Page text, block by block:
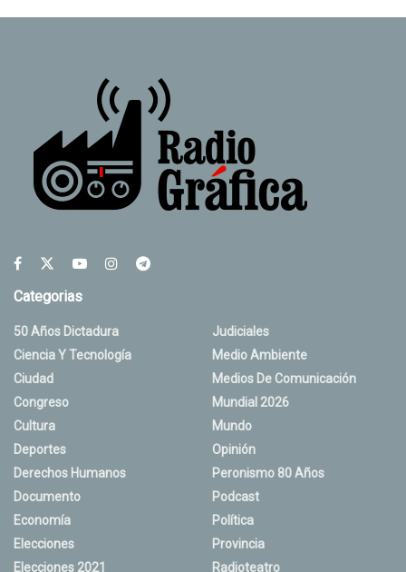
Categorias
50 Años Dictadura
Ciencia Y Tecnología
Ciudad
Congreso
Cultura
Deportes
Derechos Humanos
Documento
Economía
Elecciones
Elecciones 2021
Judiciales
Medio Ambiente
Medios De Comunicación
Mundial 2026
Mundo
Opinión
Peronismo 80 Años
Podcast
Política
Provincia
Radioteatro